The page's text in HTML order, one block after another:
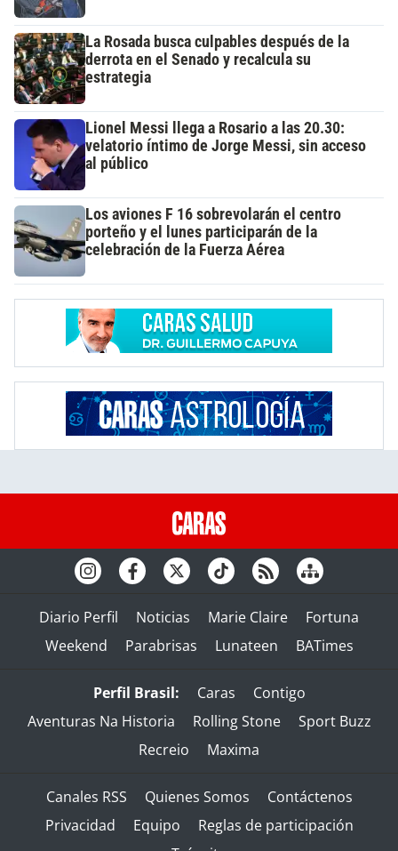
La Rosada busca culpables después de la
derrota en el Senado y recalcula su
estrategia
Lionel Messi llega a Rosario a las 20.30:
velatorio íntimo de Jorge Messi, sin acceso
al público
Los aviones F 16 sobrevolarán el centro
porteño y el lunes participarán de la
celebración de la Fuerza Aérea
Diario Perfil Noticias Marie Claire
Fortuna
Weekend
Parabrisas Lunateen BATimes
Perfil Brasil: Caras
Contigo
Aventuras Na Historia
Rolling Stone
Sport Buzz
Recreio
Maxima
Canales RSS Quienes Somos
Contáctenos
Privacidad
Equipo
Reglas de participación